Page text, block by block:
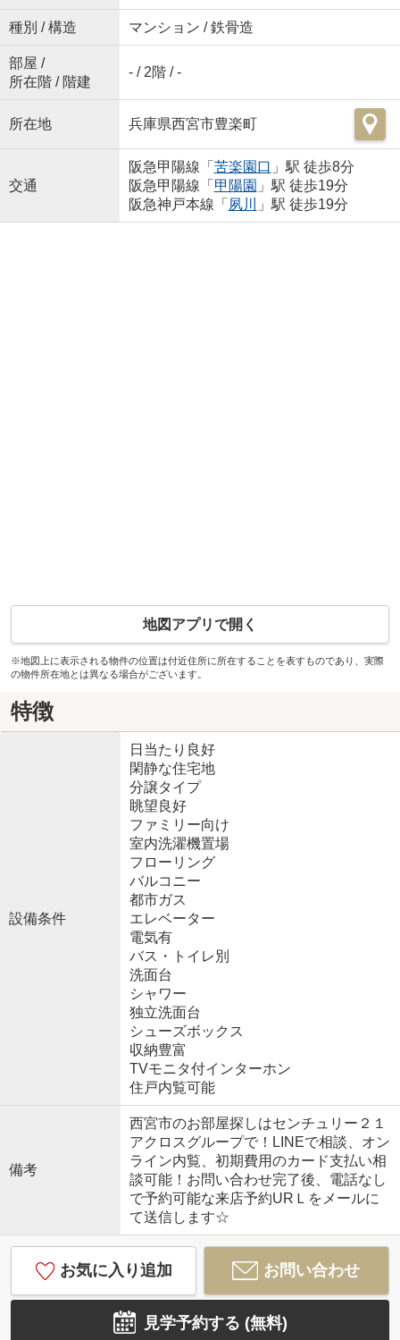
種別 / 構造 マンション / 鉄骨造
部屋 /
所在階 / 階建
- / 2階 / -
所在地 兵庫県西宮市豊楽町
交通
阪急甲陽線「 苦楽園口 」駅 徒歩8分
阪急甲陽線「 甲陽園 」駅 徒歩19分
阪急神戸本線「 夙川 」駅 徒歩19分
地図アプリで開く
※地図上に表示される物件の位置は付近住所に所在することを表すものであり、実際
の物件所在地とは異なる場合がございます。
特徴
設備条件
日当たり良好
閑静な住宅地
分譲タイプ
眺望良好
ファミリー向け
室内洗濯機置場
フローリング
バルコニー
都市ガス
エレベーター
電気有
バス・トイレ別
洗面台
シャワー
独立洗面台
シューズボックス
収納豊富
TVモニタ付インターホン
住戸内覧可能
備考
西宮市のお部屋探しはセンチュリー２１
アクロスグループで！LINEで相談、オン
ライン内覧、初期費用のカード支払い相
談可能！お問い合わせ完了後、電話なし
で予約可能な来店予約URＬをメールに
て送信します☆
お気に入り追加 お問い合わせ
見学予約する (無料)